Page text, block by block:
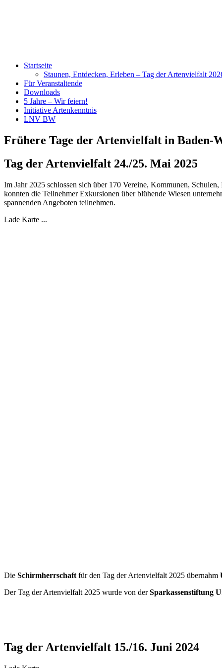
Startseite
Staunen, Entdecken, Erleben – Tag der Artenvielfalt
Für Veranstaltende
Downloads
5 Jahre – Wir feiern!
Initiative Artenkenntnis
LNV BW
Frühere Tage der Artenvielfalt in Baden-
Tag der Artenvielfalt 24./25. Mai 2025
Im Jahr 2025 schlossen sich über 170 Vereine, Kommunen,
konnten die Teilnehmer Exkursionen über blühende Wiesen
spannenden Angeboten teilnehmen.
Lade Karte ...
Die Schirmherrschaft für den Tag der Artenvielfalt 2025 übernahm
Der Tag der Artenvielfalt 2025 wurde von derSparkassenstiftung
Tag der Artenvielfalt 15./16. Juni 2024